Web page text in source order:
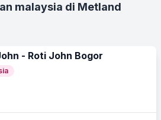
malaysia di Metland
- Roti John Bogor